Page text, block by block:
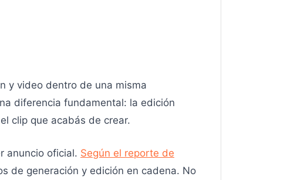
y video dentro de una misma
diferencia fundamental: la edición
clip que acabás de crear.
anuncio oficial. Según el reporte de
de generación y edición en cadena. No